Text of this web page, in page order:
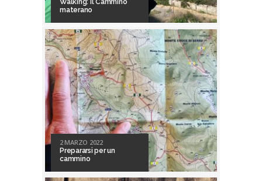
Walking: Il Cammino
materano
2 MARZO 2022
Prepararsi per un
cammino